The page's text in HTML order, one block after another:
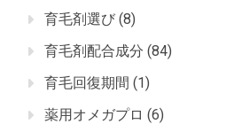
育毛剤選び (8)
育毛剤配合成分 (84)
育毛回復期間 (1)
薬用オメガプロ (6)